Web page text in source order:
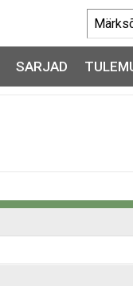
SARJAD